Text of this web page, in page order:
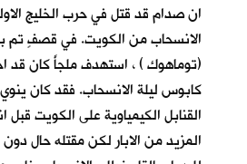
ان صدام قد قتل في حرب الخليج
الانسحاب من الكويت. في قصفٍ تم
(توماهوك ) ، استهدف ملجأً كان قد
كابوس ليلة الانسحاب. فقد كان
القنابل الكيمياوية على الكويت قبل
المزيد من الابار لكن مقتله حال